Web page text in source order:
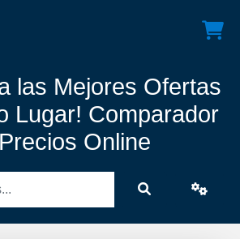
las Mejores Ofertas
Lugar! Comparador
Online